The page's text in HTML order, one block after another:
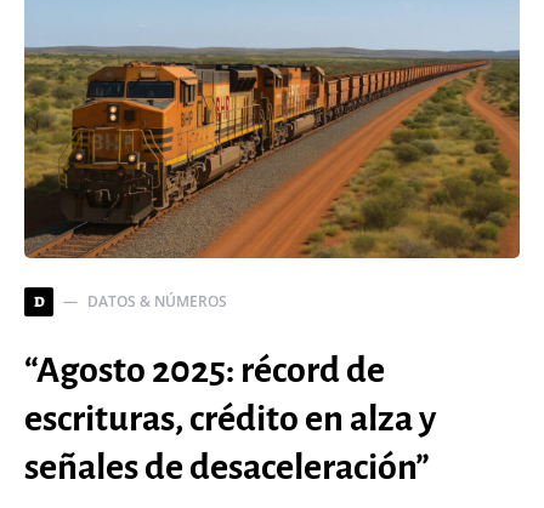
D DATOS & NÚMEROS
“Agosto 2025: récord de
escrituras, crédito en alza y
señales de desaceleración”